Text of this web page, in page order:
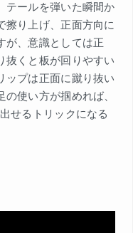
テールを弾いた瞬間か
擦り上げ、正面方向に
が、意識としては正
抜くと板が回りやすい
ップは正面に蹴り抜い
使い方が掴めれば、
せるトリックになる